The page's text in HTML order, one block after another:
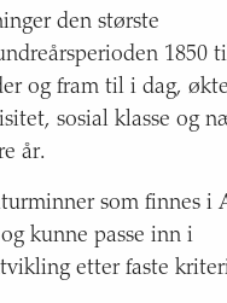
den største
1850
og fram til i dag,
sosial klasse og
år.
som finnes i
kunne passe inn i
etter faste